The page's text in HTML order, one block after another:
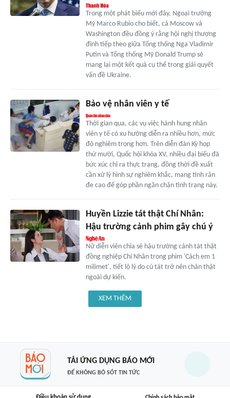
Trong một phát biểu mới đây, Ngoại trưởng
Mỹ Marco Rubio cho biết, cả Moscow và
Washington đều đồng ý rằng hội nghị thượng
đỉnh tiếp theo giữa Tổng thống Nga Vladimir
Putin và Tổng thống Mỹ Donald Trump sẽ
mang lại một kết quả cụ thể trong giải quyết
vấn đề Ukraine.
Bảo vệ nhân viên y tế
Thời gian qua, các vụ việc hành hung nhân
viên y tế có xu hướng diễn ra nhiều hơn, mức
độ nghiêm trọng hơn. Trên diễn đàn Kỳ họp
thứ mười, Quốc hội khóa XV, nhiều đại biểu đã
bức xúc chỉ ra thực trạng, đồng thời đề xuất
cần xử lý hình sự nghiêm khắc, mang tính răn
đe cao để góp phần ngăn chặn tình trạng này.
Huyền Lizzie tát thật Chí Nhân:
Hậu trường cảnh phim gây chú ý
Nữ diễn viên chia sẻ hậu trường cảnh tát thật
đồng nghiệp Chí Nhân trong phim 'Cách em 1
milimet', tiết lộ lý do cú tát trở nên chân thật
ngoài dự kiến.
XEM THÊM
TẢI ỨNG DỤNG BÁO MỚI
ĐỂ KHÔNG BỎ SÓT TIN TỨC